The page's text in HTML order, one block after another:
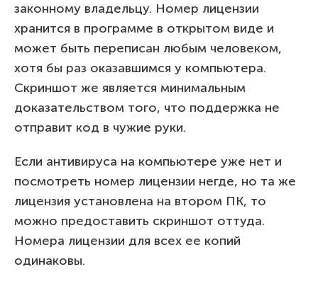
законному владельцу. Номер лицензии
хранится в программе в открытом виде и
может быть переписан любым человеком,
хотя бы раз оказавшимся у компьютера.
Скриншот же является минимальным
доказательством того, что поддержка не
отправит код в чужие руки.
Если антивируса на компьютере уже нет и
посмотреть номер лицензии негде, но та же
лицензия установлена на втором ПК, то
можно предоставить скриншот оттуда.
Номера лицензии для всех ее копий
одинаковы.